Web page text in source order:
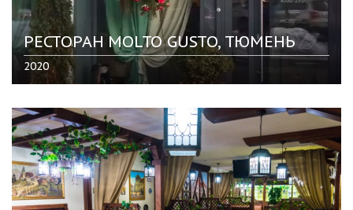
РЕСТОРАН MOLTO GUSTO, ТЮМЕНЬ
2020